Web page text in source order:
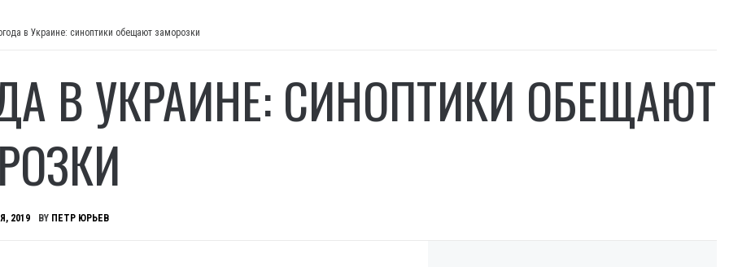
в Украине: синоптики обещают заморозки
В УКРАИНЕ: СИНОПТИКИ ОБЕЩАЮТ
2019 BY ПЕТР ЮРЬЕВ